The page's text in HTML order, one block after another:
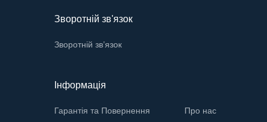
Зворотній зв'язок
Зворотній зв’язок
Інформація
Гарантія та Повернення
Про нас